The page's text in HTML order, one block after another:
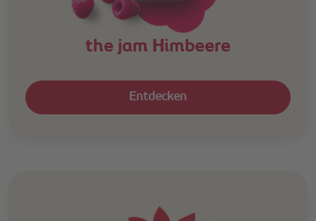
the jam Himbeere
Entdecken